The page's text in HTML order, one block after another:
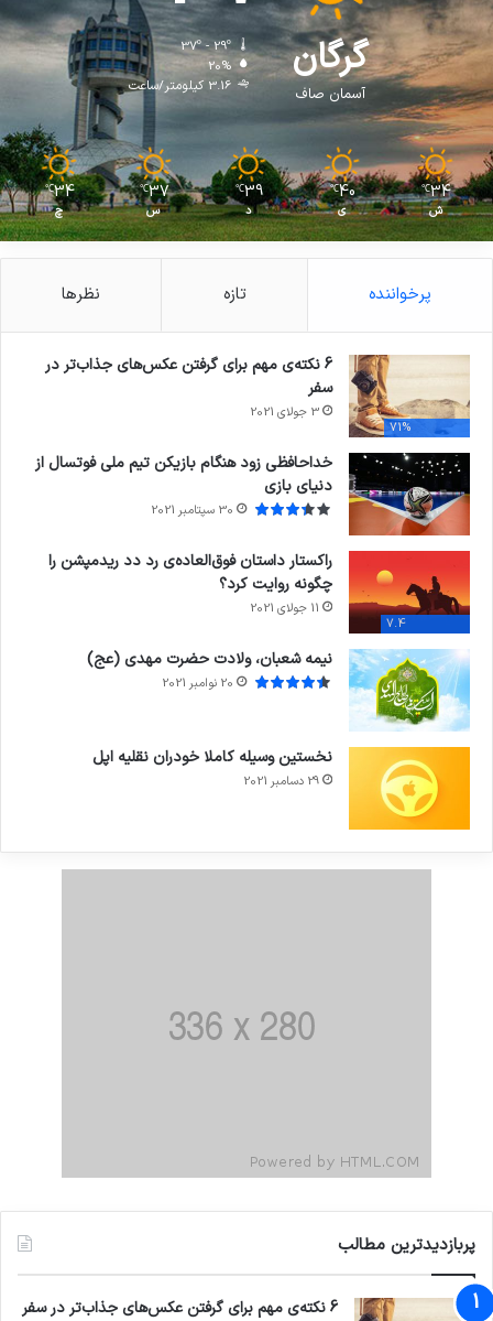
گرگان
آسمان صاف
37º - 29º
20%
3.16 کیلومتر/ساعت
34
℃
ش
40
℃
ی
39
℃
د
37
℃
س
34
℃
چ
پرخواننده تازه نظرها
71%
6 نکته‌ی مهم برای گرفتن عکس‌های جذاب‌تر در
سفر
3 جولای 2021
خداحافظی زود هنگام بازیکن تیم ملی فوتسال از
دنیای بازی
30 سپتامبر 2021
7.4
راکستار داستان فوق‌العاده‌ی رد دد ریدمپشن را
چگونه روایت کرد؟
11 جولای 2021
نیمه شعبان، ولادت حضرت مهدی (عج)
20 نوامبر 2021
نخستین وسیله کاملا خودران نقلیه اپل
29 دسامبر 2021
پربازدیدترین مطالب
6 نکته‌ی مهم برای گرفتن عکس‌های جذاب‌تر در سفر